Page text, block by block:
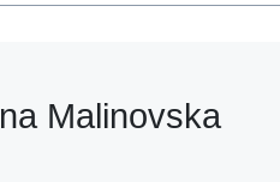
Malinovska